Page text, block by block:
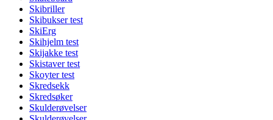
Skibriller
Skibukser test
SkiErg
Skihjelm test
Skijakke test
Skistaver test
Skoyter test
Skredsekk
Skredsøker
Skulderøvelser